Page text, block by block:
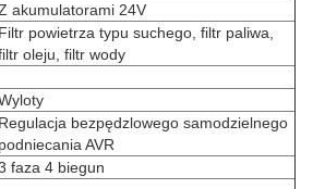
akumulatorami 24V
Filtr powietrza typu suchego, filtr paliwa,
oleju, filtr wody
Regulacja bezpędzlowego samodzielnego
podniecania AVR
faza 4 biegun